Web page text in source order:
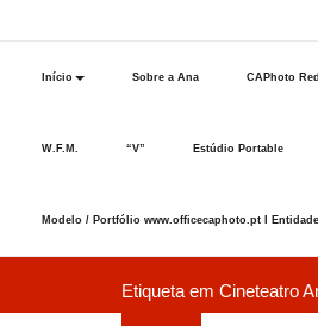
Início Sobre a Ana CAPhoto
W.F.M. “V” Estúdio Portable
Modelo / Portfólio www.officecaphoto.pt I
Etiqueta em Cineteatro